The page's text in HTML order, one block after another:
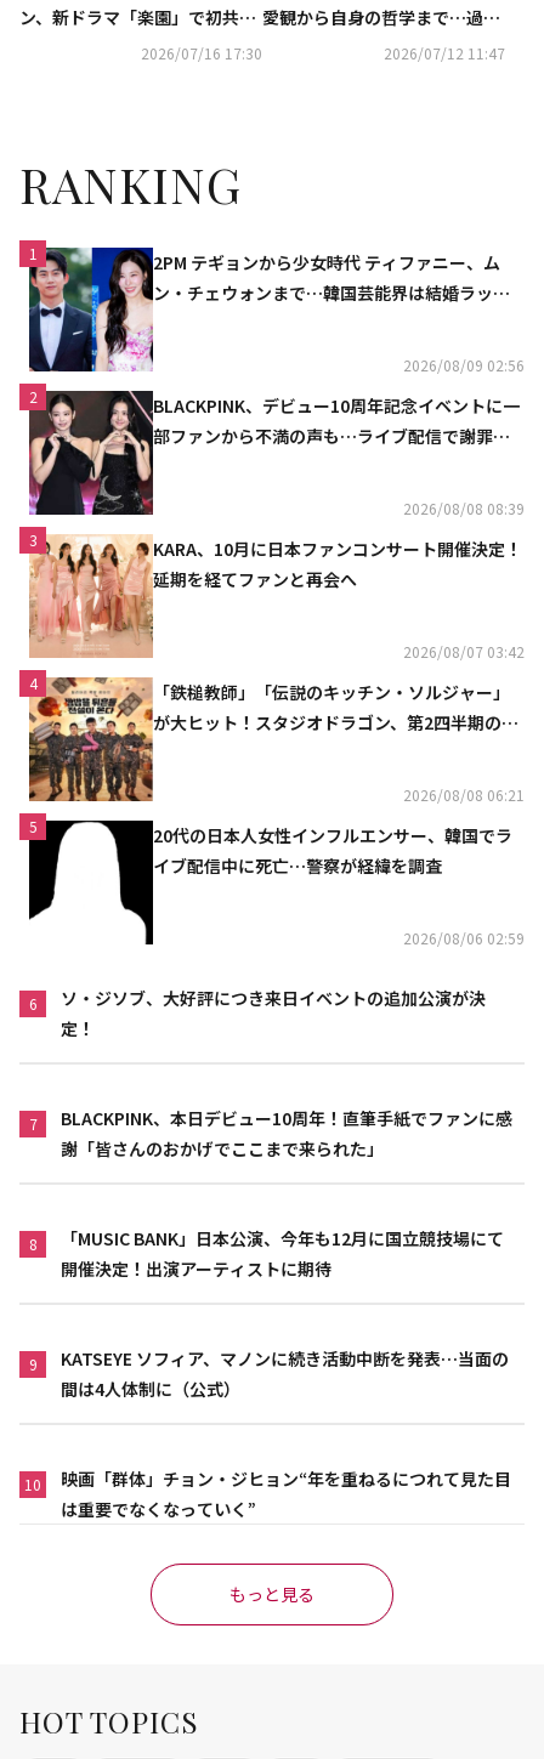
ン、新ドラマ「楽園」で初共演
2026/07/16 17:30
愛観から自身の哲学まで…過去
2026/07/12 11:47
RANKING
1
2PM テギョンから少女時代 ティファニー、ム
ン・チェウォンまで…韓国芸能界は結婚ラッシ
2026/08/09 02:56
2
BLACKPINK、デビュー10周年記念イベントに一
部ファンから不満の声も…ライブ配信で謝罪
2026/08/08 08:39
3
KARA、10月に日本ファンコンサート開催決定！
延期を経てファンと再会へ
2026/08/07 03:42
4
「鉄槌教師」「伝説のキッチン・ソルジャー」
が大ヒット！スタジオドラゴン、第2四半期の売
2026/08/08 06:21
5
20代の日本人女性インフルエンサー、韓国でラ
イブ配信中に死亡…警察が経緯を調査
2026/08/06 02:59
6
ソ・ジソブ、大好評につき来日イベントの追加公演が決
定！
7
BLACKPINK、本日デビュー10周年！直筆手紙でファンに感
謝「皆さんのおかげでここまで来られた」
8
「MUSIC BANK」日本公演、今年も12月に国立競技場にて
開催決定！出演アーティストに期待
9
KATSEYE ソフィア、マノンに続き活動中断を発表…当面の
間は4人体制に（公式）
10
映画「群体」チョン・ジヒョン“年を重ねるにつれて見た目
は重要でなくなっていく”
もっと見る
HOT TOPICS